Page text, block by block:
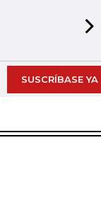
SUSCRÍBASE YA